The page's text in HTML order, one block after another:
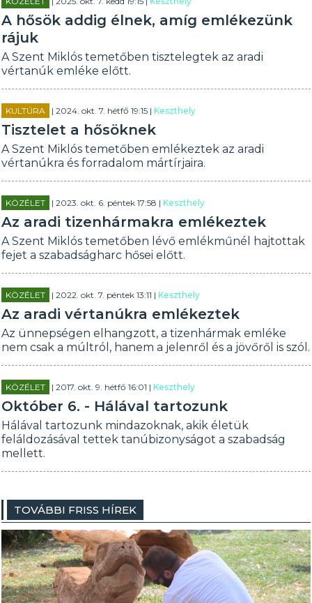
A hősök addig élnek, amíg emlékezünk
rájuk
A Szent Miklós temetőben tisztelegtek az aradi
vértanúk emléke előtt.
KULTÚRA | 2024. okt. 7. hétfő 19:15 |Keszthely
Tisztelet a hősöknek
A Szent Miklós temetőben emlékeztek az aradi
vértanúkra és forradalom mártírjaira.
KÖZÉLET | 2023. okt. 6. péntek 17:58 |Keszthely
Az aradi tizenhármakra emlékeztek
A Szent Miklós temetőben lévő emlékműnél hajtottak
fejet a szabadságharc hősei előtt.
KÖZÉLET | 2022. okt. 7. péntek 13:11 |Keszthely
Az aradi vértanúkra emlékeztek
Az ünnepségen elhangzott, a tizenhármak emléke
nem csak a múltról, hanem a jelenről és a jövőről is szól.
KÖZÉLET | 2017. okt. 9. hétfő 16:01 |Keszthely
Október 6. - Hálával tartozunk
Hálával tartozunk mindazoknak, akik életük
feláldozásával tettek tanúbizonyságot a szabadság
mellett.
TOVÁBBI FRISS HÍREK